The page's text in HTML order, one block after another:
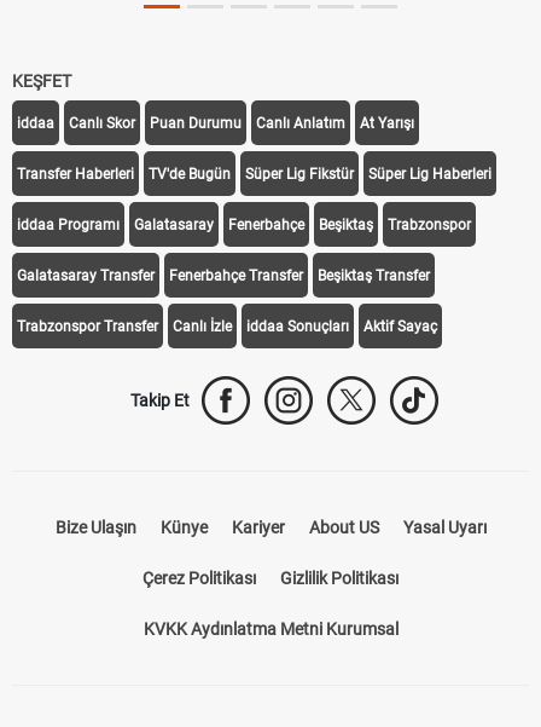
KEŞFET
iddaa Canlı Skor Puan Durumu Canlı Anlatım At Yarışı
Transfer Haberleri TV'de Bugün Süper Lig Fikstür Süper Lig Haberleri
iddaa Programı Galatasaray Fenerbahçe Beşiktaş Trabzonspor
Galatasaray Transfer Fenerbahçe Transfer Beşiktaş Transfer
Trabzonspor Transfer Canlı İzle iddaa Sonuçları Aktif Sayaç